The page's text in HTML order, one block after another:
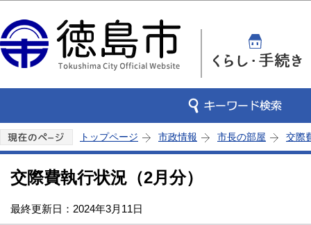
トップページ 市政情報 市長の部屋 交際
交際費執行状況（2月分）
最終更新日：2024年3月11日